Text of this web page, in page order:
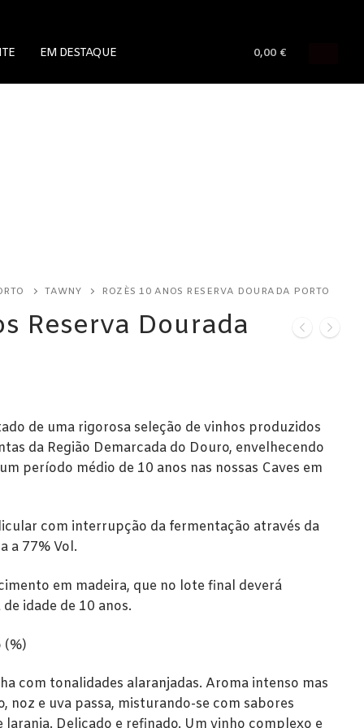
EM DESTAQUE 0,00 €
TAWNY ROZÈS 10 ANOS RESERVA DOURADA PORTO
Reserva Dourada
de uma rigorosa seleção de vinhos produzidos
da Região Demarcada do Douro, envelhecendo
período médio de 10 anos nas nossas Caves em
com interrupção da fermentação através da
a 77% Vol.
em madeira, que no lote final deverá
idade de 10 anos.
(%)
com tonalidades alaranjadas. Aroma intenso mas
noz e uva passa, misturando-se com sabores